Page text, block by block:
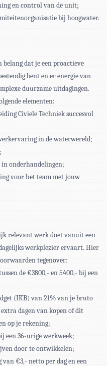
en control van de unit;
bij hoogwater.
belang dat je een proactieve
bent en er energie van
duurzame uitdagingen.
elementen:
Civiele Techniek succesvol
in de waterwereld;
in onderhandelingen;
voor het team met jouw
relevant werk doet vanuit een
werkplezier ervaart. Hier
tegenover:
de €3800,- en 5400,- bij een
(IKB) van 21% van je bruto
dagen van kopen of dit
op je rekening;
een 36-urige werkweek;
door te ontwikkelen;
€3,- netto per dag en een